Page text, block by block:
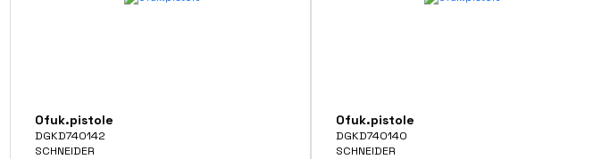
Ofuk.pistole
DGKD740142
SCHNEIDER
Ofuk.pistole
DGKD740140
SCHNEIDER